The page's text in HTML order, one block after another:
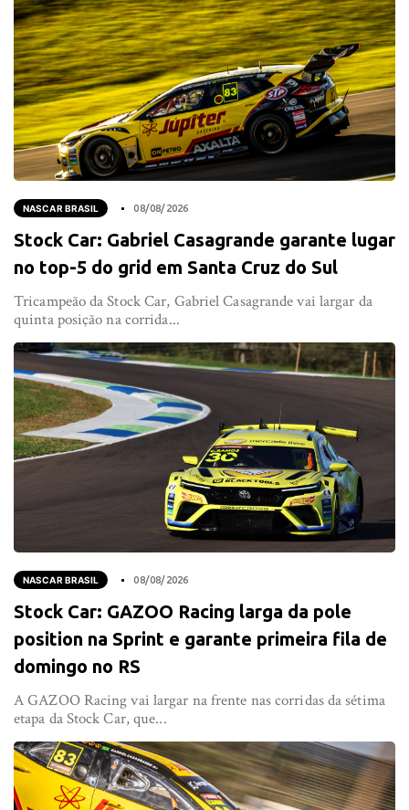
NASCAR BRASIL 08/08/2026
Stock Car: Gabriel Casagrande garante lugar
no top-5 do grid em Santa Cruz do Sul
Tricampeão da Stock Car, Gabriel Casagrande vai largar da
quinta posição na corrida...
NASCAR BRASIL 08/08/2026
Stock Car: GAZOO Racing larga da pole
position na Sprint e garante primeira fila de
domingo no RS
A GAZOO Racing vai largar na frente nas corridas da sétima
etapa da Stock Car, que...